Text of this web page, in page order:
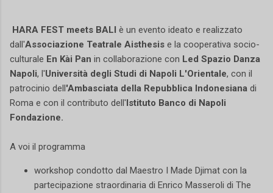
HARA FEST meets BALI è un evento ideato e realizzato
dall'Associazione Teatrale Aisthesis e la cooperativa socio-
culturale En Kài Pan in collaborazione con Led Spazio Danza
Napoli, l'Università degli Studi di Napoli L'Orientale, con il
patrocinio dell'Ambasciata della Repubblica Indonesiana di
Roma e con il contributo dell'Istituto Banco di Napoli
Fondazione.
A voi il programma
workshop condotto dal Maestro I Made Djimat con la
partecipazione straordinaria di Enrico Masseroli di The